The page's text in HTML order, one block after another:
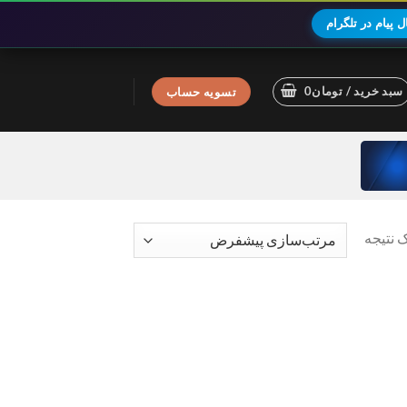
پیام در تلگرام
سبد خرید / تومان0 تسویه حساب
نتیجه